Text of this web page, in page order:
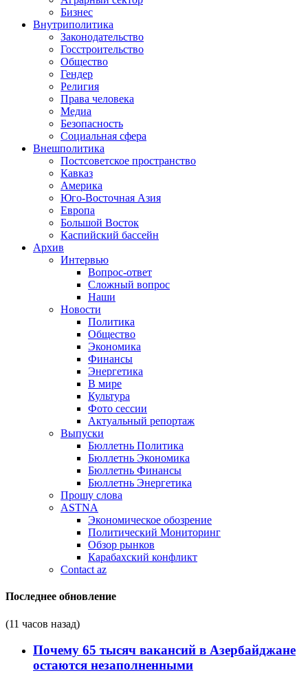
Бизнес
Внутриполитика
Законодательство
Госстроительство
Общество
Гендер
Религия
Права человека
Медиа
Безопасность
Социальная сфера
Внешполитика
Постсоветское пространство
Кавказ
Америка
Юго-Восточная Азия
Европа
Большой Восток
Каспийский бассейн
Архив
Интервью
Вопрос-ответ
Сложный вопрос
Наши
Новости
Политика
Общество
Экономика
Финансы
Энергетика
В мире
Культура
Фото сессии
Актуальный репортаж
Выпуски
Бюллетнь Политика
Бюллетнь Экономика
Бюллетнь Финансы
Бюллетнь Энергетика
Прошу слова
ASTNA
Экономическое обозрение
Политический Мониторинг
Обзор рынков
Карабахский конфликт
Contact az
Последнее обновление
(11 часов назад)
Почему 65 тысяч вакансий в Азербайджане
остаются незаполненными